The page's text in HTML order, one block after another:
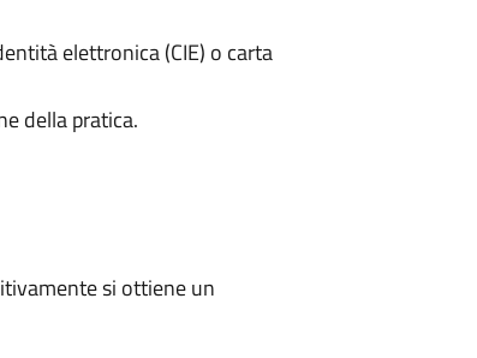
elettronica (CIE) o carta
della pratica.
si ottiene un